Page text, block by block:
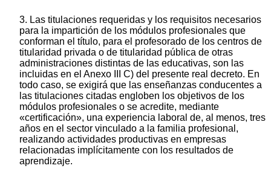
3. Las titulaciones requeridas y los requisitos necesarios
para la impartición de los módulos profesionales que
conforman el título, para el profesorado de los centros de
titularidad privada o de titularidad pública de otras
administraciones distintas de las educativas, son las
incluidas en el Anexo III C) del presente real decreto. En
todo caso, se exigirá que las enseñanzas conducentes a
las titulaciones citadas engloben los objetivos de los
módulos profesionales o se acredite, mediante
«certificación», una experiencia laboral de, al menos, tres
años en el sector vinculado a la familia profesional,
realizando actividades productivas en empresas
relacionadas implícitamente con los resultados de
aprendizaje.